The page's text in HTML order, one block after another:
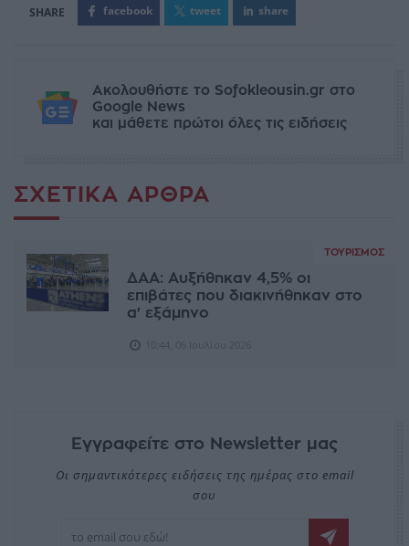
facebook tweet share
Ακολουθήστε το Sofokleousin.gr στο
Google News
και μάθετε πρώτοι όλες τις ειδήσεις
ΣΧΕΤΙΚΆ ΆΡΘΡΑ
ΤΟΥΡΙΣΜΌΣ
ΔΑΑ: Αυξήθηκαν 4,5% οι
επιβάτες που διακινήθηκαν στο
α' εξάμηνο
Εγγραφείτε στο Newsletter μας
Οι σημαντικότερες ειδήσεις της ημέρας στο email
σου